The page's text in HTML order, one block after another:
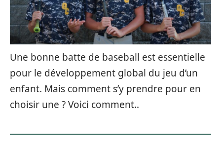
Une bonne batte de baseball est essentielle
pour le développement global du jeu d’un
enfant. Mais comment s’y prendre pour en
choisir une ? Voici comment..